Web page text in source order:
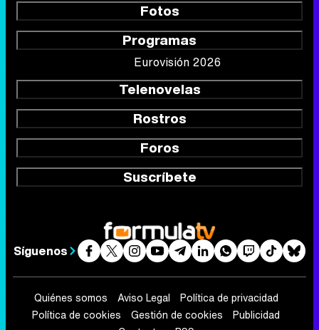
Fotos
Programas
Eurovisión 2026
Telenovelas
Rostros
Foros
Suscríbete
Síguenos
Quiénes somos Aviso Legal
Política de privacidad
Política de cookies
Gestión de cookies
Publicidad